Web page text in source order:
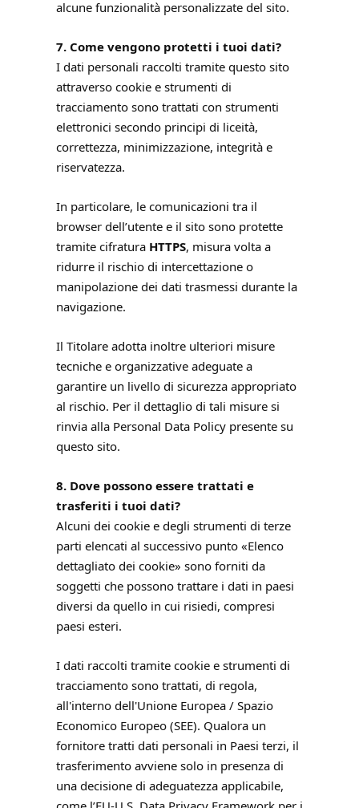
alcune funzionalità personalizzate del sito.
7. Come vengono protetti i tuoi dati?
I dati personali raccolti tramite questo sito
attraverso cookie e strumenti di
tracciamento sono trattati con strumenti
elettronici secondo principi di liceità,
correttezza, minimizzazione, integrità e
riservatezza.
In particolare, le comunicazioni tra il
browser dell’utente e il sito sono protette
tramite cifratura HTTPS, misura volta a
ridurre il rischio di intercettazione o
manipolazione dei dati trasmessi durante la
navigazione.
Il Titolare adotta inoltre ulteriori misure
tecniche e organizzative adeguate a
garantire un livello di sicurezza appropriato
al rischio. Per il dettaglio di tali misure si
rinvia alla Personal Data Policy presente su
questo sito.
8. Dove possono essere trattati e
trasferiti i tuoi dati?
Alcuni dei cookie e degli strumenti di terze
parti elencati al successivo punto «Elenco
dettagliato dei cookie» sono forniti da
soggetti che possono trattare i dati in paesi
diversi da quello in cui risiedi, compresi
paesi esteri.
I dati raccolti tramite cookie e strumenti di
tracciamento sono trattati, di regola,
all'interno dell'Unione Europea / Spazio
Economico Europeo (SEE). Qualora un
fornitore tratti dati personali in Paesi terzi, il
trasferimento avviene solo in presenza di
una decisione di adeguatezza applicabile,